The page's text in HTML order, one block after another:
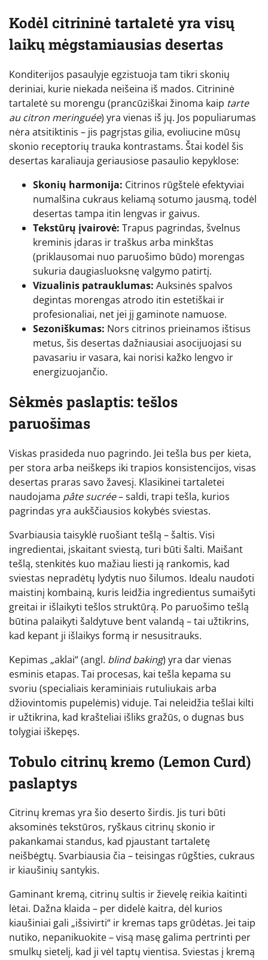
Kodėl citrininė tartaletė yra visų
laikų mėgstamiausias desertas
Konditerijos pasaulyje egzistuoja tam tikri skonių
deriniai, kurie niekada neišeina iš mados. Citrininė
tartaletė su morengu (prancūziškai žinoma kaip tarte
au citron meringuée) yra vienas iš jų. Jos populiarumas
nėra atsitiktinis – jis pagrįstas gilia, evoliucine mūsų
skonio receptorių trauka kontrastams. Štai kodėl šis
desertas karaliauja geriausiose pasaulio kepyklose:
Skonių harmonija: Citrinos rūgštelė efektyviai
numalšina cukraus keliamą sotumo jausmą, todėl
desertas tampa itin lengvas ir gaivus.
Tekstūrų įvairovė: Trapus pagrindas, švelnus
kreminis įdaras ir traškus arba minkštas
(priklausomai nuo paruošimo būdo) morengas
sukuria daugiasluoksnę valgymo patirtį.
Vizualinis patrauklumas: Auksinės spalvos
degintas morengas atrodo itin estetiškai ir
profesionaliai, net jei jį gaminote namuose.
Sezoniškumas: Nors citrinos prieinamos ištisus
metus, šis desertas dažniausiai asocijuojasi su
pavasariu ir vasara, kai norisi kažko lengvo ir
energizuojančio.
Sėkmės paslaptis: tešlos
paruošimas
Viskas prasideda nuo pagrindo. Jei tešla bus per kieta,
per stora arba neiškeps iki trapios konsistencijos, visas
desertas praras savo žavesį. Klasikinei tartaletei
naudojama pâte sucrée– saldi, trapi tešla, kurios
pagrindas yra aukščiausios kokybės sviestas.
Svarbiausia taisyklė ruošiant tešlą – šaltis. Visi
ingredientai, įskaitant sviestą, turi būti šalti. Maišant
tešlą, stenkitės kuo mažiau liesti ją rankomis, kad
sviestas nepradėtų lydytis nuo šilumos. Idealu naudoti
maistinį kombainą, kuris leidžia ingredientus sumaišyti
greitai ir išlaikyti tešlos struktūrą. Po paruošimo tešlą
būtina palaikyti šaldytuve bent valandą – tai užtikrins,
kad kepant ji išlaikys formą ir nesusitrauks.
Kepimas „aklai“ (angl. blind baking) yra dar vienas
esminis etapas. Tai procesas, kai tešla kepama su
svoriu (specialiais keraminiais rutuliukais arba
džiovintomis pupelėmis) viduje. Tai neleidžia tešlai kilti
ir užtikrina, kad krašteliai išliks gražūs, o dugnas bus
tolygiai iškepęs.
Tobulo citrinų kremo (Lemon Curd)
paslaptys
Citrinų kremas yra šio deserto širdis. Jis turi būti
aksominės tekstūros, ryškaus citrinų skonio ir
pakankamai standus, kad pjaustant tartaletę
neišbėgtų. Svarbiausia čia – teisingas rūgšties, cukraus
ir kiaušinių santykis.
Gaminant kremą, citrinų sultis ir žievelę reikia kaitinti
lėtai. Dažna klaida – per didelė kaitra, dėl kurios
kiaušiniai gali „išsivirti“ ir kremas taps grūdėtas. Jei taip
nutiko, nepanikuokite – visą masę galima pertrinti per
smulkų sietelį, kad ji vėl taptų vientisa. Sviestas į kremą